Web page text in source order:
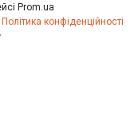
Prom.ua
Політика конфіденційності